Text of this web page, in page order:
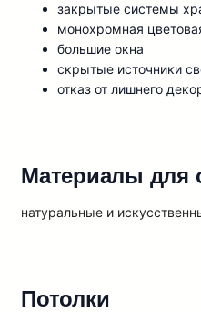
закрытые системы
монохромная
большие окна
скрытые источники
отказ от лишнего
Материалы для
натуральные и
Потолки